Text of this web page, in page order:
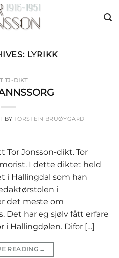
LYRIKK
TJ-DIKT
BY TORSTEIN BRUØYGARD
Tor Jonsson-dikt. Tor
I dette diktet held
i Hallingdal som han
i
det meste om
Det har eg sjølv fått erfare
i Hallingdølen. Difor […]
READING →